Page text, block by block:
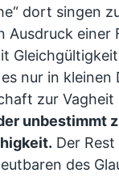
dort singen
Ausdruck einer
nur in
zur
unbestimmt
Der
des